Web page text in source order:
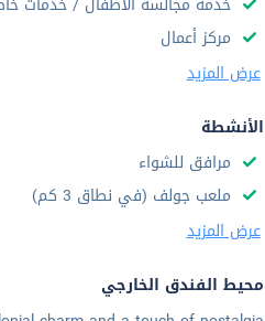
مركز أعمال
عرض المزيد
الأنشطة
مرافق للشواء
ملعب جولف (في نطاق 3 كم)
عرض المزيد
محيط الفندق الخارجي